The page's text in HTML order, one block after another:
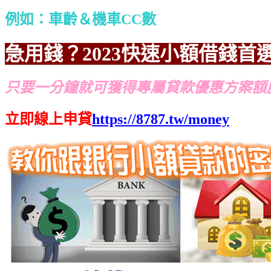
例如：車齡＆機車CC數
急用錢？2023快速小額借錢首
只要一分鐘就可獲得專屬貸款優惠方案額
立即線上申貸https://8787.tw/money